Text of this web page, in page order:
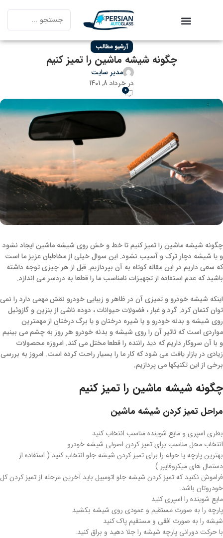
آرشیو مطالب
چگونه شیشه ماشین را تمیز کنیم
مدیر سایت
در خرداد 8, 1401
0
چگونه شیشه ماشین را تمیز کنیم تا خط و خش روی شیشه ماشین ایجاد نشود
و یا شیشه دچار ترک و آسیب نشود. این سوال خیلی از مخاطبان عزیز ما است
که سعی داریم در این مقاله کوتاه به آن بپردازیم. قبل از هر چیزی توجه داشته
باشید که عدم استفاده از تجهیزات نامناسب ما را قطعا به دردسر می اندازد.
اینکه شیشه خودرو و تمیزی آن در ظاهر و زیبایی خودرو نقش مهمی دارد را نمی
توان کتمان کرد. گرد و غبار ، فضولات حیوانات ، دوده ناشی از بنزین و گازوئیل
روی شیشه و بدنه خودرو و یا شیره درختان و یا برگ درختان از مهمترین
مواردی است که تاثیر آن را روی شیشه و بدنه خودرو هر روز به چشم می بینیم
و با آن سروکار داریم که دید راننده را قطعا مختل می کند. امروزه محصولات
زیادی در بازار یافت می شود که کار ما را بسیار راحت کرده است. امروز به بررسی
برخی از این تکنیکها می پردازیم.
چگونه شیشه ماشین را تمیز کنیم
مراحل تمیز کردن شیشه ماشین
بطری اسپری و مایع شوینده مناسب انتخاب کنید
انتخاب محل مناسب برای تمیز کردن اصولی شیشه خودرو
بهترین پارچه یا حوله را برای تمیز کردن شیشه جلو انتخاب کنید ( استفاده از
دستمال های میکروفایبر )
فراموش نکنید که تمیز کردن شیشه جلو اتومبیل باید آخرین مرحله از تمیز کردن کل
خودروتان باشد.
مایع شوینده را اسپری کنید
پارچه را به صورت مستقیم و عمودی روی شیشه بکشید
شیشه را به صورت افقی و مستقیم پاک کنید
با حرکت دورانی پارچه شیشه را جلا دهید و براق کنید.